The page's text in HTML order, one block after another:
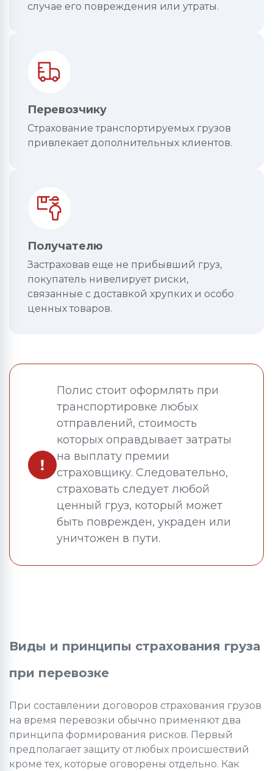
случае его повреждения или утраты.
Перевозчику
Страхование транспортируемых грузов
привлекает дополнительных клиентов.
Получателю
Застраховав еще не прибывший груз,
покупатель нивелирует риски,
связанные с доставкой хрупких и особо
ценных товаров.
Полис стоит оформлять при
транспортировке любых
отправлений, стоимость
которых оправдывает затраты
на выплату премии
страховщику. Следовательно,
страховать следует любой
ценный груз, который может
быть поврежден, украден или
уничтожен в пути.
Виды и принципы страхования груза
при перевозке
При составлении договоров страхования грузов
на время перевозки обычно применяют два
принципа формирования рисков. Первый
предполагает защиту от любых происшествий
кроме тех, которые оговорены отдельно. Как